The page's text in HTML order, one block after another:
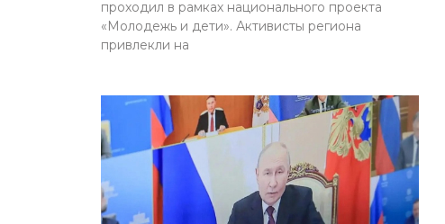
проходил в рамках национального проекта
«Молодежь и дети». Активисты региона
привлекли на